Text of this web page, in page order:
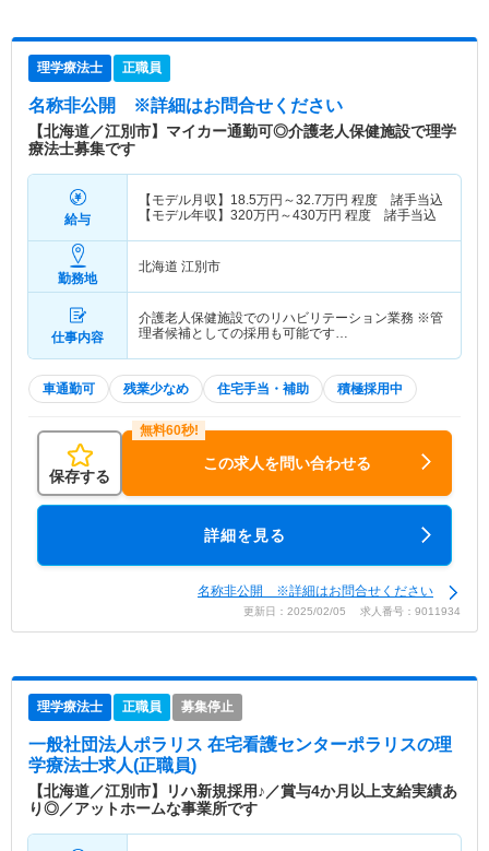
理学療法士 正職員
名称非公開 ※詳細はお問合せください
【北海道／江別市】マイカー通勤可◎介護老人保健施設で理学
療法士募集です
給与
【モデル月収】 18.5万円～32.7万円 程度 諸手当込
【モデル年収】 320万円～430万円 程度 諸手当込
勤務地
北海道 江別市
仕事内容
介護老人保健施設でのリハビリテーション業務 ※管
理者候補としての採用も可能です…
車通勤可 残業少なめ 住宅手当・補助 積極採用中
保存する
この求人を問い合わせる
詳細を見る
名称非公開 ※詳細はお問合せください
更新日：2025/02/05 求人番号：9011934
理学療法士 正職員 募集停止
一般社団法人ポラリス 在宅看護センターポラリスの理
学療法士求人(正職員)
【北海道／江別市】リハ新規採用♪／賞与4か月以上支給実績あ
り◎／アットホームな事業所です